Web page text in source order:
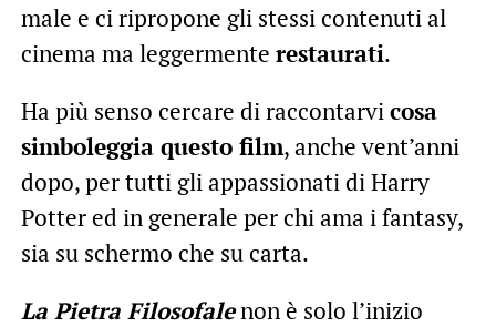
male e ci ripropone gli stessi contenuti al
cinema ma leggermente restaurati.
Ha più senso cercare di raccontarvicosa
simboleggia questo film, anche vent’anni
dopo, per tutti gli appassionati di Harry
Potter ed in generale per chi ama i fantasy,
sia su schermo che su carta.
La Pietra Filosofalenon è solo l’inizio